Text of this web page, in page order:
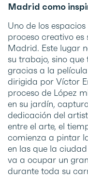
Madrid como
Uno de los
proceso creativo
Madrid. Este lugar
su trabajo, sino
gracias a la
dirigida por Víctor
proceso de López
en su jardín,
dedicación del
entre el arte, el
comienza a pintar
en las que la
va a ocupar un
durante toda su